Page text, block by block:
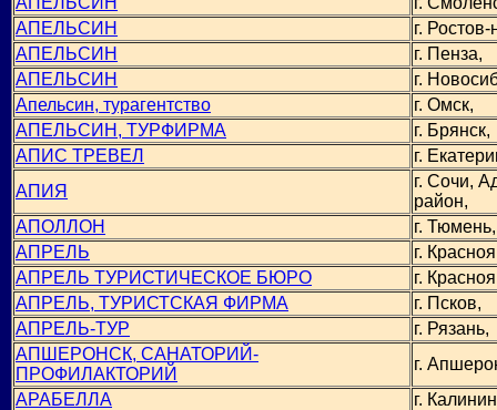
АПЕЛЬСИН
г.
АПЕЛЬСИН
г. Пенза,
АПЕЛЬСИН
г.
Апельсин, турагентство
г. Омск,
АПЕЛЬСИН, ТУРФИРМА
г. Брянск,
АПИС ТРЕВЕЛ
г.
АПИЯ
г. Сочи,
район,
АПОЛЛОН
г. Тюмень,
АПРЕЛЬ
г.
АПРЕЛЬ ТУРИСТИЧЕСКОЕ БЮРО
г.
АПРЕЛЬ, ТУРИСТСКАЯ ФИРМА
г. Псков,
АПРЕЛЬ-ТУР
г. Рязань,
АПШЕРОНСК, САНАТОРИЙ-
ПРОФИЛАКТОРИЙ
г.
АРАБЕЛЛА
г.